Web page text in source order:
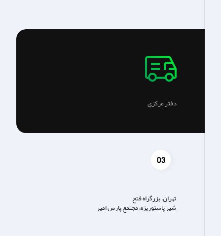
دفتر مرکزی
تهران، بزرگراه فتح,
شير پاستوريزه، مجتمع پارس امير